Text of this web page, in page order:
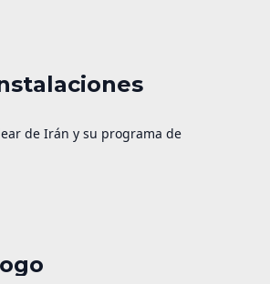
de Irán y su programa de